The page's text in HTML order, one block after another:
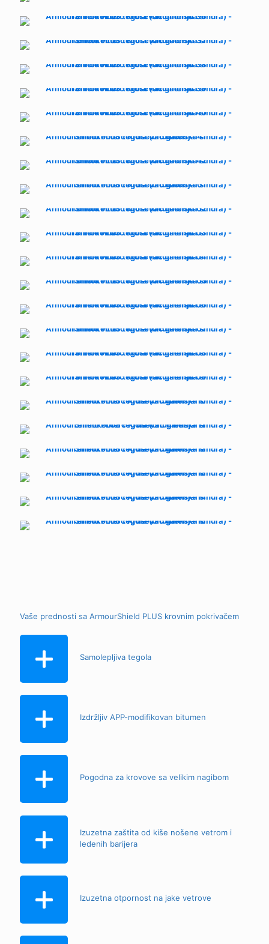
Vaše prednosti sa ArmourShield PLUS krovnim pokrivačem
Samolepljiva tegola
Izdržljiv APP-modifikovan bitumen
Pogodna za krovove sa velikim nagibom
Izuzetna zaštita od kiše nošene vetrom i
ledenih barijera
Izuzetna otpornost na jake vetrove